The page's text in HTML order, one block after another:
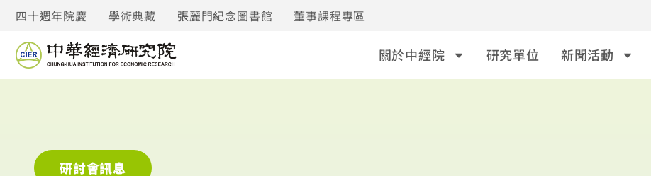
四十週年院慶 學術典藏 張麗門紀念圖書館 董事課程專區
關於中經院 研究單位 新聞活動
研討會訊息